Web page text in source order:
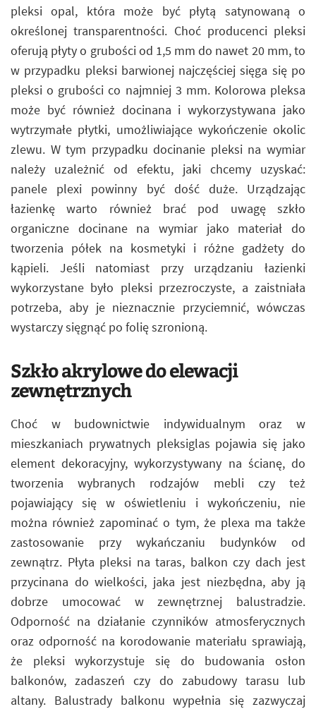
pleksi opal, która może być płytą satynowaną o
określonej transparentności. Choć producenci pleksi
oferują płyty o grubości od 1,5 mm do nawet 20 mm, to
w przypadku pleksi barwionej najczęściej sięga się po
pleksi o grubości co najmniej 3 mm. Kolorowa pleksa
może być również docinana i wykorzystywana jako
wytrzymałe płytki, umożliwiające wykończenie okolic
zlewu. W tym przypadku docinanie pleksi na wymiar
należy uzależnić od efektu, jaki chcemy uzyskać:
panele plexi powinny być dość duże. Urządzając
łazienkę warto również brać pod uwagę szkło
organiczne docinane na wymiar jako materiał do
tworzenia półek na kosmetyki i różne gadżety do
kąpieli. Jeśli natomiast przy urządzaniu łazienki
wykorzystane było pleksi przezroczyste, a zaistniała
potrzeba, aby je nieznacznie przyciemnić, wówczas
wystarczy sięgnąć po folię szronioną.
Szkło akrylowe do elewacji
zewnętrznych
Choć w budownictwie indywidualnym oraz w
mieszkaniach prywatnych pleksiglas pojawia się jako
element dekoracyjny, wykorzystywany na ścianę, do
tworzenia wybranych rodzajów mebli czy też
pojawiający się w oświetleniu i wykończeniu, nie
można również zapominać o tym, że plexa ma także
zastosowanie przy wykańczaniu budynków od
zewnątrz. Płyta pleksi na taras, balkon czy dach jest
przycinana do wielkości, jaka jest niezbędna, aby ją
dobrze umocować w zewnętrznej balustradzie.
Odporność na działanie czynników atmosferycznych
oraz odporność na korodowanie materiału sprawiają,
że pleksi wykorzystuje się do budowania osłon
balkonów, zadaszeń czy do zabudowy tarasu lub
altany. Balustrady balkonu wypełnia się zazwyczaj